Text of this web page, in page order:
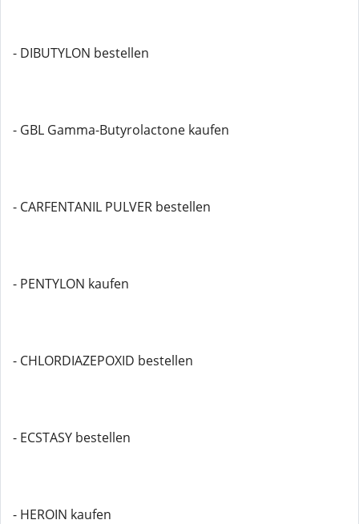
- DIBUTYLON bestellen
- GBL Gamma-Butyrolactone kaufen
- CARFENTANIL PULVER bestellen
- PENTYLON kaufen
- CHLORDIAZEPOXID bestellen
- ECSTASY bestellen
- HEROIN kaufen